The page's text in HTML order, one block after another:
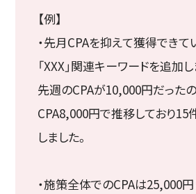
【例】
・先月CPAを抑えて獲得でき
「XXX」関連キーワードを追加し
先週のCPAが10,000円だった
CPA8,000円で推移しており15
しました。
・施策全体でのCPAは25,000円